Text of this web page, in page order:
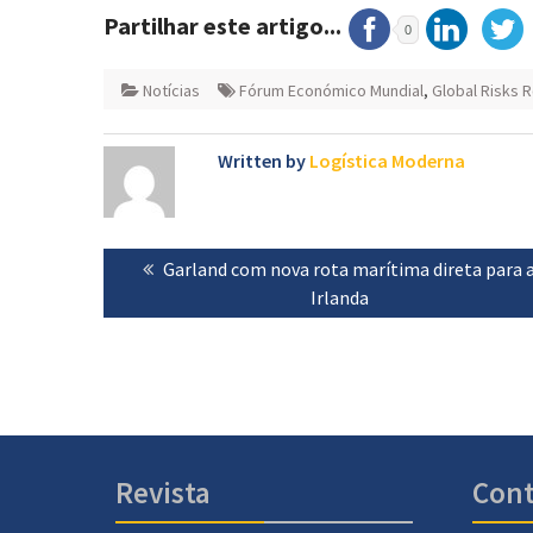
Partilhar este artigo... 0
Notícias Fórum Económico Mundial, Global Risks
Written by Logística Moderna
Navegação
artigos
Previous
Garland com nova rota marítima direta para a
Irlanda
Revista